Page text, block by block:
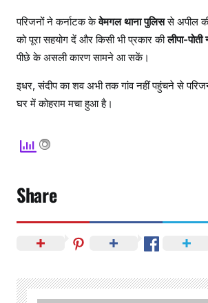
परिजनों ने कर्नाटक केवेमगल थाना पुलिससे अपील
को पूरा सहयोग दें और किसी भी प्रकार कीलीपा-
पीछे के असली कारण सामने आ सकें।
इधर, संदीप का शव अभी तक गांव नहीं पहुंचने से
घर में कोहराम मचा हुआ है।
Share